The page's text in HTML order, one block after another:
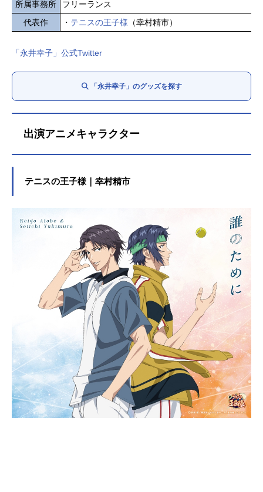
所属事務所
フリーランス
代表作
・ テニスの王子様 （幸村精市）
「永井幸子」公式Twitter
「永井幸子」のグッズを探す
出演アニメキャラクター
テニスの王子様｜幸村精市